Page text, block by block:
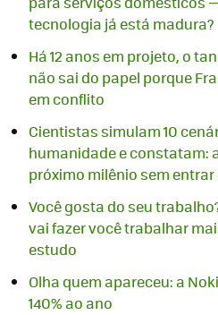
tecnologia já está madura?
Há 12 anos em projeto, o
não sai do papel porque
em conflito
Cientistas simulam 10
humanidade e constatam:
próximo milênio sem
Você gosta do seu
vai fazer você trabalhar
estudo
Olha quem apareceu: a
140% ao ano